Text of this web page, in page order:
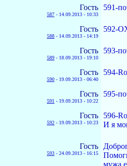
Гость
587 - 14.09.2013 - 10:33
591-
Гость
588 - 14.09.2013 - 14:19
592-
Гость
589 - 18.09.2013 - 19:10
593-
Гость
590 - 19.09.2013 - 06:40
594-
Гость
591 - 19.09.2013 - 10:22
595-
Гость
592 - 19.09.2013 - 10:23
596-
И я
Гость
593 - 24.09.2013 - 16:15